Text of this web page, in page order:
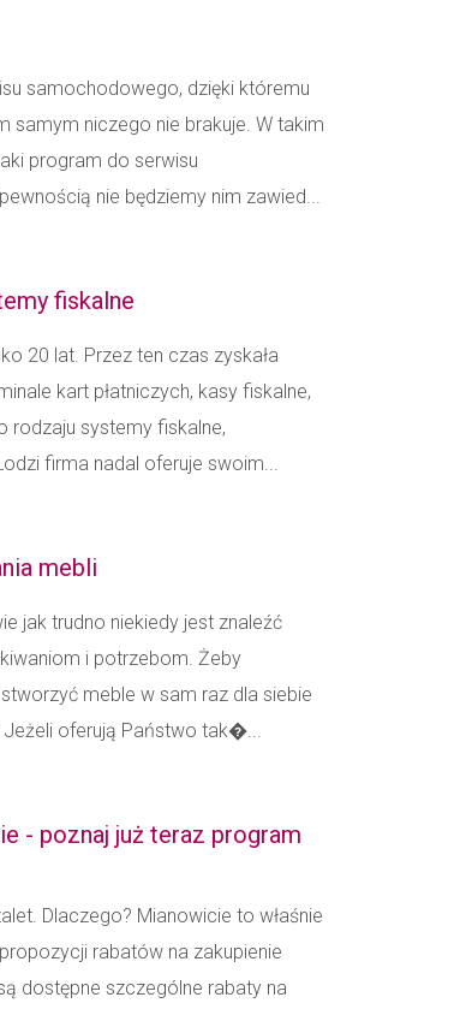
samochodowego, dzięki któremu
samym niczego nie brakuje. W takim
program do serwisu
nie będziemy nim zawied...
fiskalne
20 lat. Przez ten czas zyskała
kart płatniczych, kasy fiskalne,
rodzaju systemy fiskalne,
firma nadal oferuje swoim...
mebli
jak trudno niekiedy jest znaleźć
i potrzebom. Żeby
meble w sam raz dla siebie
Jeżeli oferują Państwo tak�...
- poznaj już teraz program
Dlaczego? Mianowicie to właśnie
rabatów na zakupienie
dostępne szczególne rabaty na